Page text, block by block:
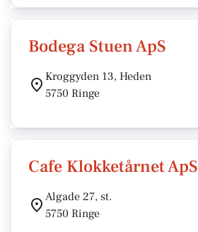
Bodega Stuen ApS
Kroggyden 13, Heden
5750 Ringe
Cafe Klokketårnet ApS
Algade 27, st.
5750 Ringe